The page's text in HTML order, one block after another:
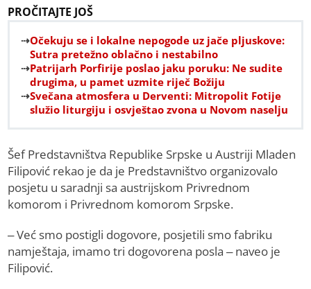
PROČITAJTE JOŠ
Očekuju se i lokalne nepogode uz jače pljuskove:
Sutra pretežno oblačno i nestabilno
Patrijarh Porfirije poslao jaku poruku: Ne sudite
drugima, u pamet uzmite riječ Božiju
Svečana atmosfera u Derventi: Mitropolit Fotije
služio liturgiju i osvještao zvona u Novom naselju
Šef Predstavništva Republike Srpske u Austriji Mladen
Filipović rekao je da je Predstavništvo organizovalo
posjetu u saradnji sa austrijskom Privrednom
komorom i Privrednom komorom Srpske.
– Već smo postigli dogovore, posjetili smo fabriku
namještaja, imamo tri dogovorena posla – naveo je
Filipović.